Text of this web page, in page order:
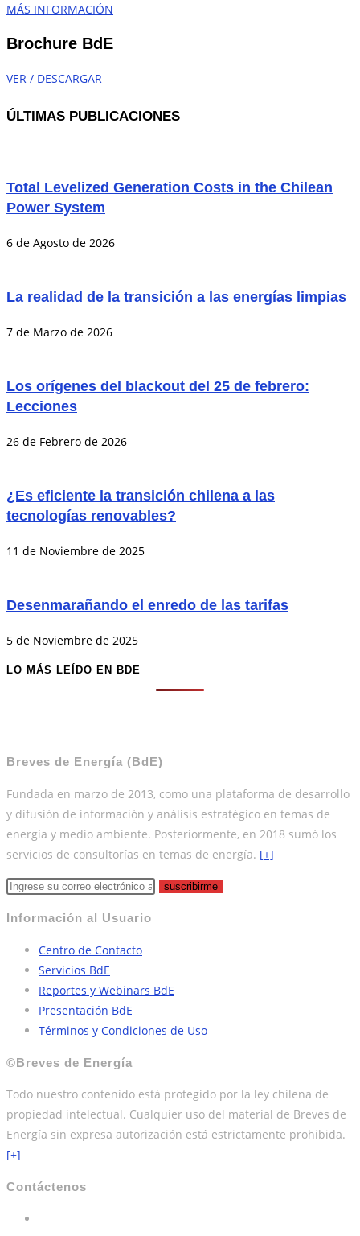
MÁS INFORMACIÓN
Brochure BdE
VER / DESCARGAR
ÚLTIMAS PUBLICACIONES
Total Levelized Generation Costs in the Chilean
Power System
6 de Agosto de 2026
La realidad de la transición a las energías limpias
7 de Marzo de 2026
Los orígenes del blackout del 25 de febrero:
Lecciones
26 de Febrero de 2026
¿Es eficiente la transición chilena a las
tecnologías renovables?
11 de Noviembre de 2025
Desenmarañando el enredo de las tarifas
5 de Noviembre de 2025
LO MÁS LEÍDO EN BDE
Breves de Energía (BdE)
Fundada en marzo de 2013, como una plataforma de desarrollo
y difusión de información y análisis estratégico en temas de
energía y medio ambiente. Posteriormente, en 2018 sumó los
servicios de consultorías en temas de energía. [+]
suscribirme
Información al Usuario
Centro de Contacto
Servicios BdE
Reportes y Webinars BdE
Presentación BdE
Términos y Condiciones de Uso
©Breves de Energía
Todo nuestro contenido está protegido por la ley chilena de
propiedad intelectual. Cualquier uso del material de Breves de
Energía sin expresa autorización está estrictamente prohibida.
[+]
Contáctenos